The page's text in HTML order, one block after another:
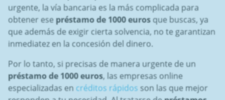
urgente, la vía bancaria es la más complicada para
obtener esepréstamo de 1000 eurosque buscas, ya
que además de exigir cierta solvencia, no te garantizan
inmediatez en la concesión del dinero.
Por lo tanto, si precisas de manera urgente de un
préstamo de 1000 euros, las empresas online
especializadas encréditos rápidosson las que mejor